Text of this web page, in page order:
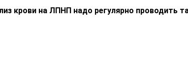
крови на ЛПНП надо регулярно проводить